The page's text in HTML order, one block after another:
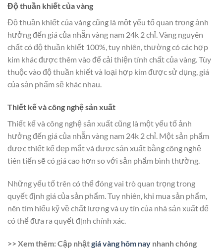
Độ thuần khiết của vàng
Độ thuần khiết của vàng cũng là một yếu tố quan trọng ảnh
hưởng đến giá của nhẫn vàng nam 24k 2 chỉ. Vàng nguyên
chất có độ thuần khiết 100%, tuy nhiên, thường có các hợp
kim khác được thêm vào để cải thiện tính chất của vàng. Tùy
thuộc vào độ thuần khiết và loại hợp kim được sử dụng, giá
của sản phẩm sẽ khác nhau.
Thiết kế và công nghệ sản xuất
Thiết kế và công nghệ sản xuất cũng là một yếu tố ảnh
hưởng đến giá của nhẫn vàng nam 24k 2 chỉ. Một sản phẩm
được thiết kế đẹp mắt và được sản xuất bằng công nghệ
tiên tiến sẽ có giá cao hơn so với sản phẩm bình thường.
Những yếu tố trên có thể đóng vai trò quan trọng trong
quyết định giá của sản phẩm. Tuy nhiên, khi mua sản phẩm,
nên tìm hiểu kỹ về chất lượng và uy tín của nhà sản xuất để
có thể đưa ra quyết định chính xác.
>> Xem thêm: Cập nhậtgiá vàng hôm nay nhanh chóng